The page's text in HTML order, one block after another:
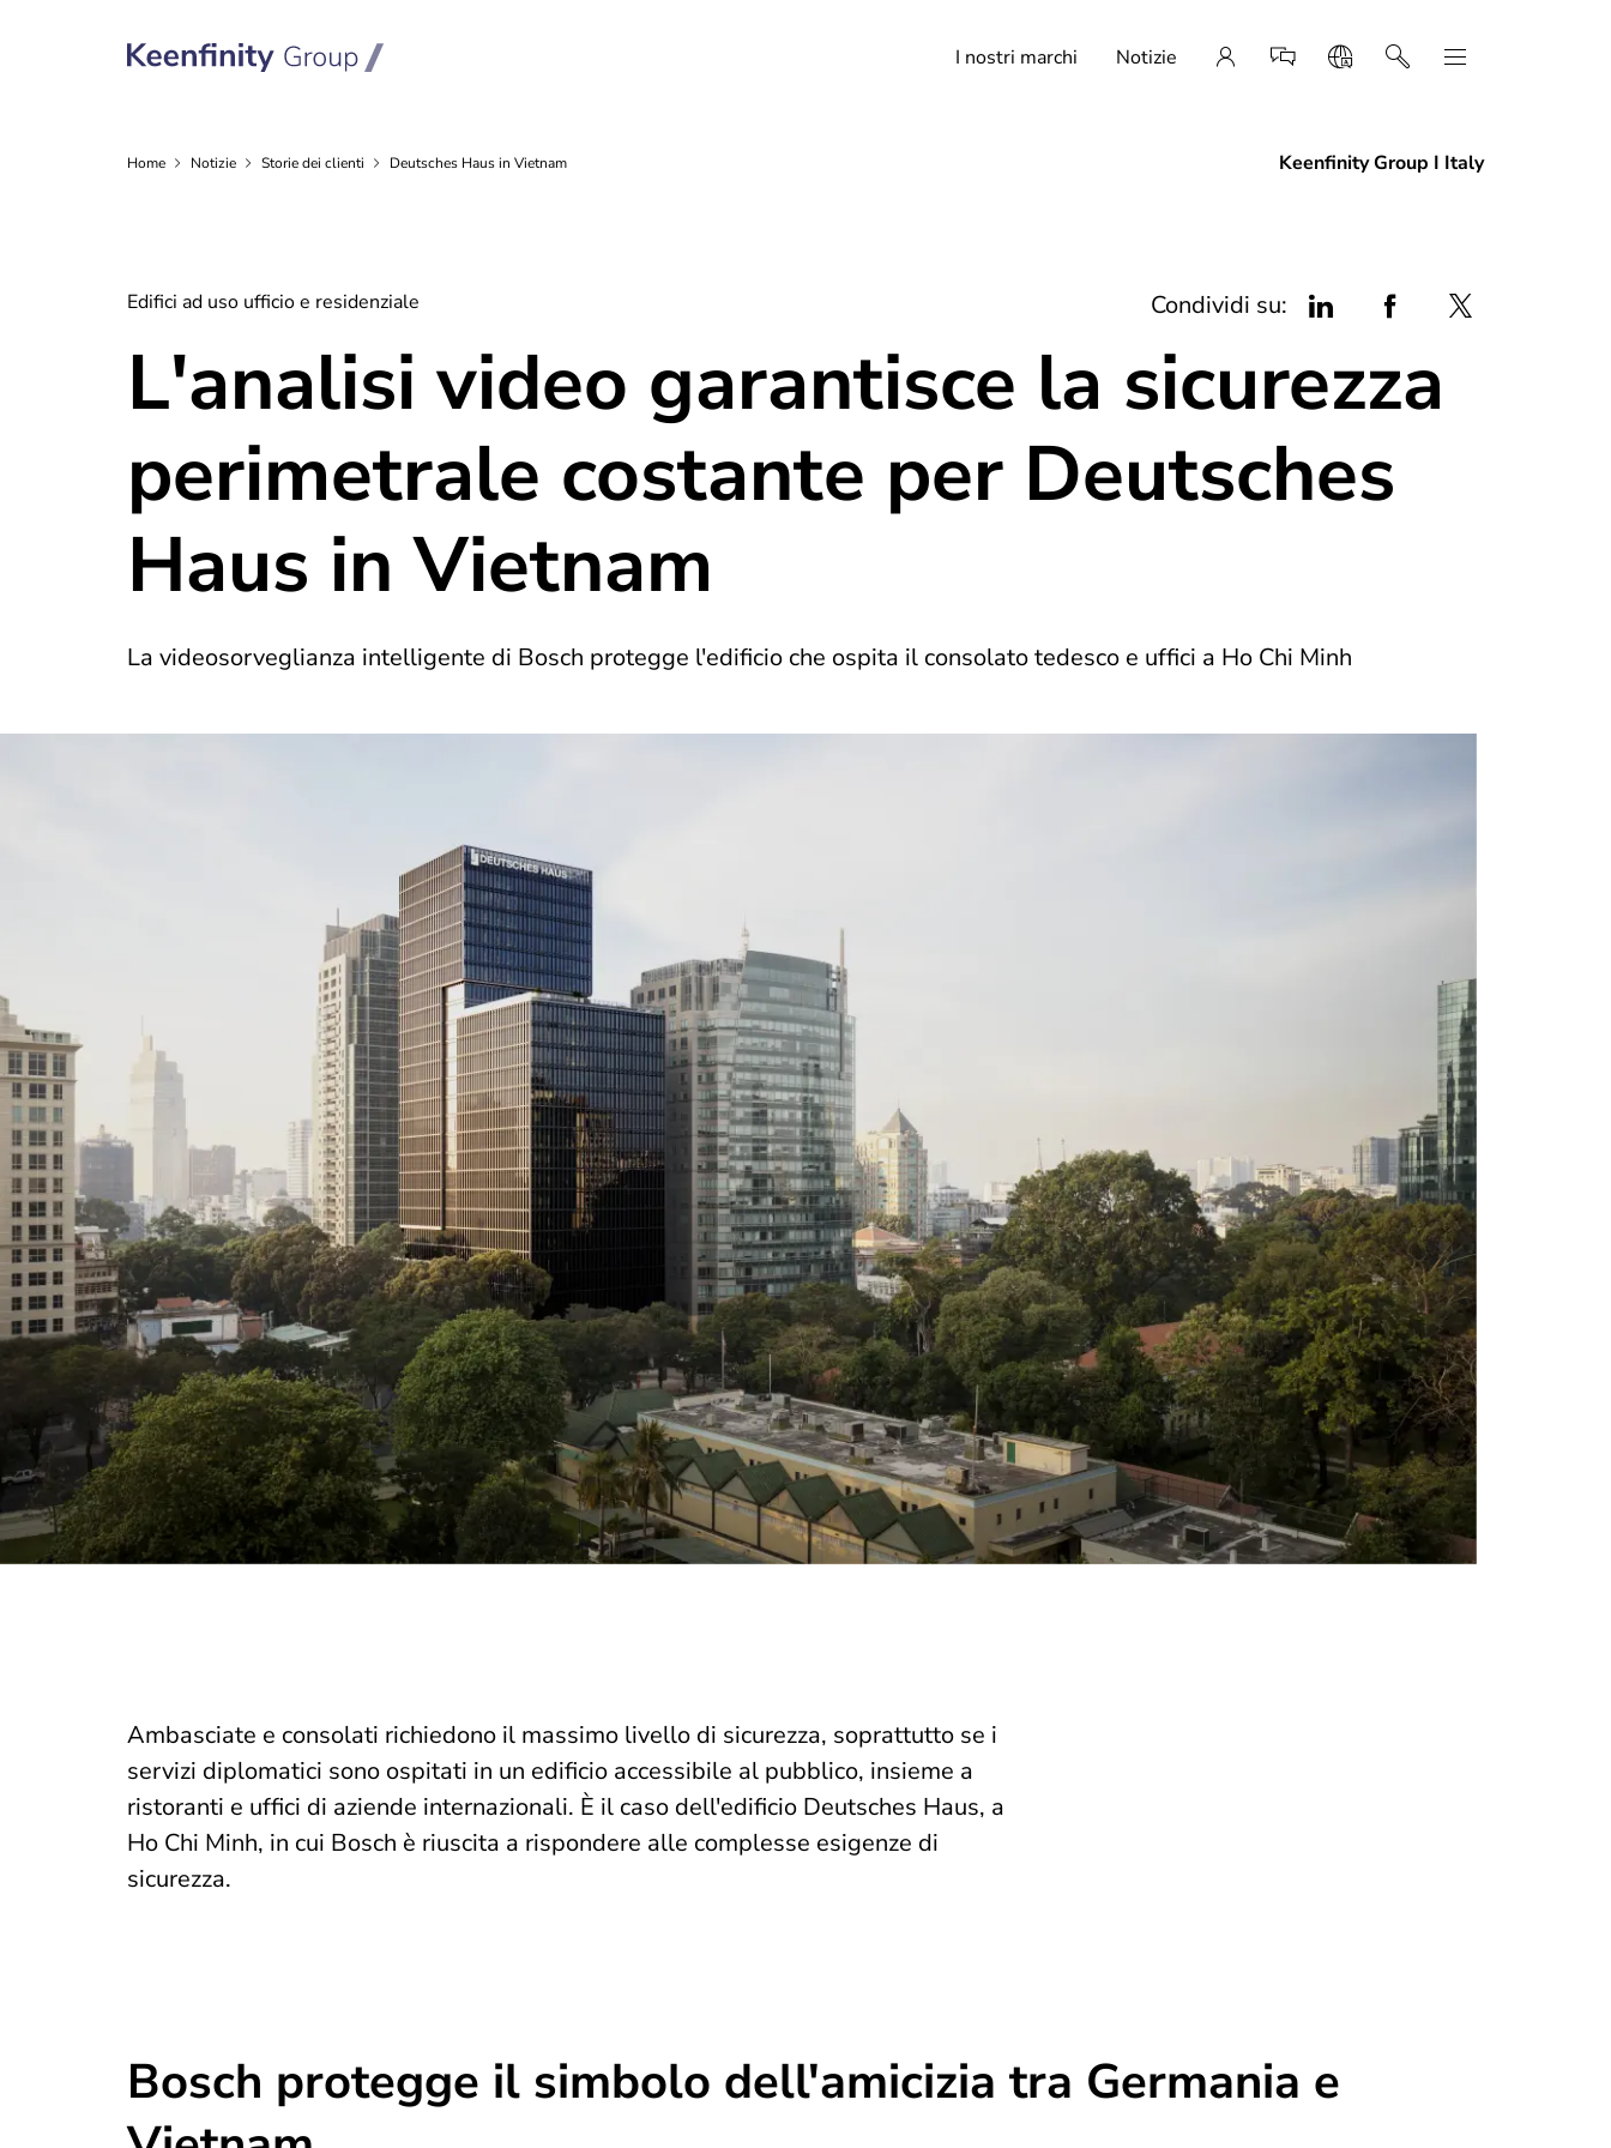
I nostri marchi Notizie
Home Notizie Storie dei clienti Deutsches Haus in Vietnam Keenfinity Group I Italy
Edifici ad uso ufficio e residenziale Condividi su:
L'analisi video garantisce la sicurezza
perimetrale costante per Deutsches
Haus in Vietnam
La videosorveglianza intelligente di Bosch protegge l'edificio che ospita il consolato tedesco e uffici a Ho Chi Minh
Ambasciate e consolati richiedono il massimo livello di sicurezza, soprattutto se i
servizi diplomatici sono ospitati in un edificio accessibile al pubblico, insieme a
ristoranti e uffici di aziende internazionali. È il caso dell'edificio Deutsches Haus, a
Ho Chi Minh, in cui Bosch è riuscita a rispondere alle complesse esigenze di
sicurezza.
Bosch protegge il simbolo dell'amicizia tra Germania e